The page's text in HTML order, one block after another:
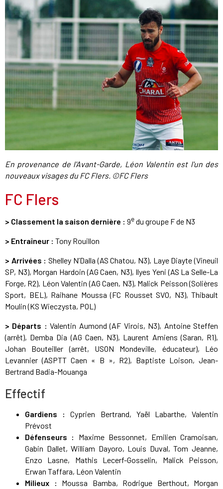
En provenance de l'Avant-Garde, Léon Valentin est l'un des
nouveaux visages du FC Flers. ©FC Flers
FC Flers
> Classement la saison dernière : 9edu groupe F de N3
> Entraîneur : Tony Rouillon
> Arrivées : Shelley N’Dalla (AS Chatou, N3), Laye Diayte (Vineuil
SP, N3), Morgan Hardoin (AG Caen, N3), Ilyes Yeni (AS La Selle-La
Forge, R2), Léon Valentin (AG Caen, N3), Malick Peisson (Solières
Sport, BEL), Raihane Moussa (FC Rousset SVO, N3), Thibault
Moulin (KS Wieczysta, POL)
> Départs : Valentin Aumond (AF Virois, N3), Antoine Steffen
(arrêt), Demba Dia (AG Caen, N3), Laurent Amiens (Saran, R1),
Johan Bouteiller (arrêt, USON Mondeville, éducateur), Léo
Levannier (ASPTT Caen « B », R2), Baptiste Loison, Jean-
Bertrand Badia-Mouanga
Effectif
Gardiens :
Cyprien Bertrand, Yaël Labarthe, Valentin
Prévost
Défenseurs :
Maxime Bessonnet, Emilien Cramoisan,
Gabin Dallet, William Dayoro, Louis Duval, Tom Jeanne,
Enzo Lasne, Mathis Lecerf-Gosselin, Malick Peisson,
Erwan Taffara, Léon Valentin
Milieux : Moussa Bamba, Rodrigue Berthout, Morgan